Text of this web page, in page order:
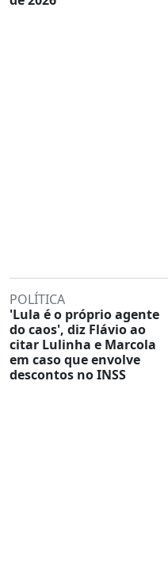
POLÍTICA
'Lula é o próprio agente
do caos', diz Flávio ao
citar Lulinha e Marcola
em caso que envolve
descontos no INSS